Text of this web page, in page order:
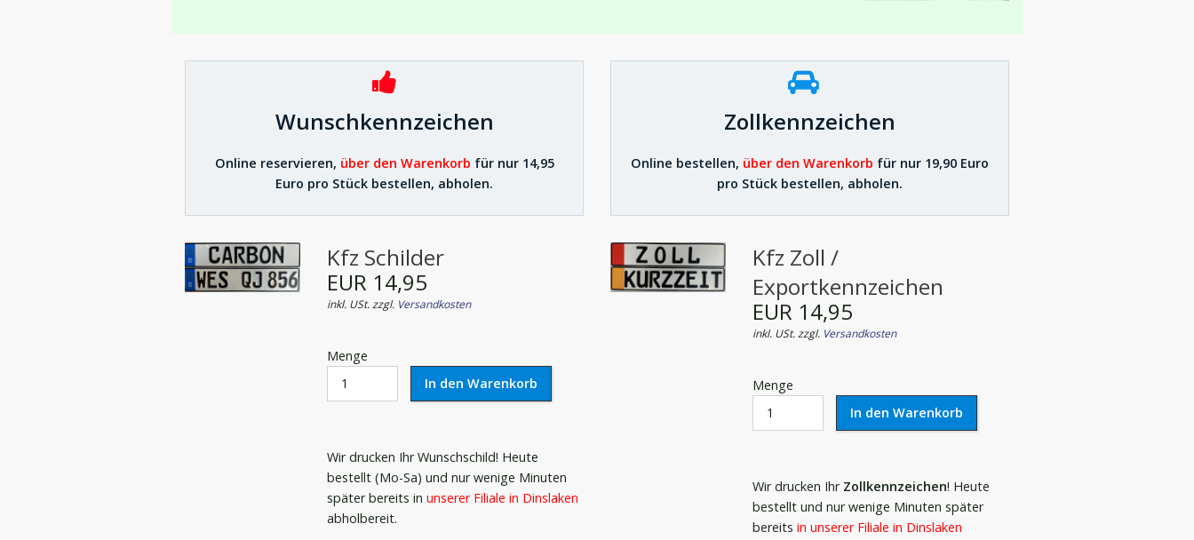
Wunschkennzeichen
Online reservieren, über den Warenkorb für nur 14,95
Euro pro Stück bestellen, abholen.
Kfz Schilder
EUR 14,95
inkl. USt. zzgl. Versandkosten
Menge
Wir drucken Ihr Wunschschild! Heute
bestellt (Mo-Sa) und nur wenige Minuten
später bereits in unserer Filiale in Dinslaken
abholbereit.
Zollkennzeichen
Online bestellen, über den Warenkorb für nur 19,90 Euro
pro Stück bestellen, abholen.
Kfz Zoll /
Exportkennzeichen
EUR 14,95
inkl. USt. zzgl. Versandkosten
Menge
Wir drucken IhrZollkennzeichen! Heute
bestellt und nur wenige Minuten später
bereits in unserer Filiale in Dinslaken